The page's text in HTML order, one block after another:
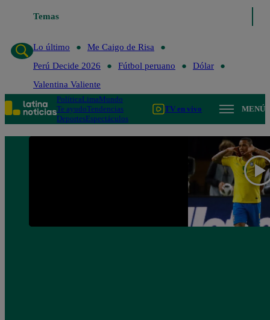
Temas
Lo último
Me Caigo de Risa
Perú Decide 2026
Fútbol peruano
Dólar
Valentina Valiente
PolíticaLimaMundo
Te ayudoTendencias
DeportesEspectáculos
TV en vivo MENÚ